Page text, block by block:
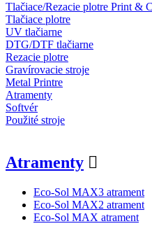
Tlačiace/Rezacie plotre Print &
Tlačiace plotre
UV tlačiarne
DTG/DTF tlačiarne
Rezacie plotre
Gravírovacie stroje
Metal Printre
Atramenty
Softvér
Použité stroje
Atramenty
Eco-Sol MAX3 atrament
Eco-Sol MAX2 atrament
Eco-Sol MAX atrament